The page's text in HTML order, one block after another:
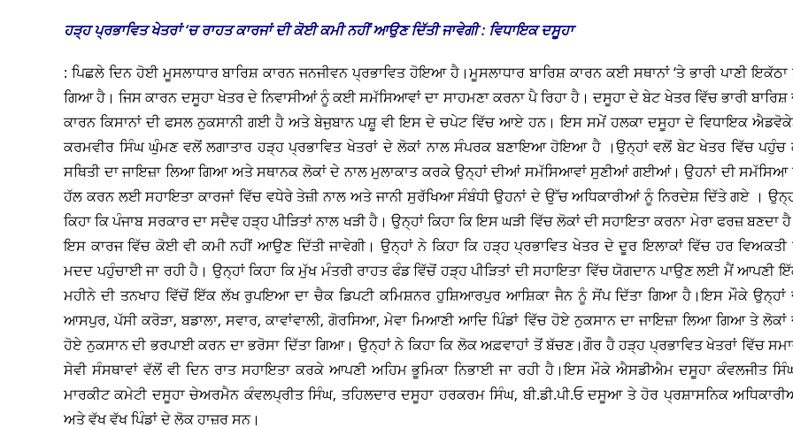
ਹੜ੍ਹ ਪ੍ਰਭਾਵਿਤ ਖੇਤਰਾਂ ‘ਚ ਰਾਹਤ ਕਾਰਜਾਂ ਦੀ ਕੋਈ ਕਮੀ ਨਹੀਂ ਆਉਣ ਦਿੱਤੀ ਜਾਵੇਗੀ : ਵਿਧਾਇਕ ਦਸੂਹਾ
: ਪਿਛਲੇ ਦਿਨ ਹੋਈ ਮੂਸਲਾਧਾਰ ਬਾਰਿਸ਼ ਕਾਰਨ ਜਨਜੀਵਨ ਪ੍ਰਭਾਵਿਤ ਹੋਇਆ ਹੈ।ਮੂਸਲਾਧਾਰ ਬਾਰਿਸ਼ ਕਾਰਨ ਕਈ ਸਥਾਨਾਂ ‘ਤੇ ਭਾਰੀ ਪਾਣੀ ਇਕੱਠਾ
ਗਿਆ ਹੈ। ਜਿਸ ਕਾਰਨ ਦਸੂਹਾ ਖੇਤਰ ਦੇ ਨਿਵਾਸੀਆਂ ਨੂੰ ਕਈ ਸਮੱਸਿਆਵਾਂ ਦਾ ਸਾਹਮਣਾ ਕਰਨਾ ਪੈ ਰਿਹਾ ਹੈ। ਦਸੂਹਾ ਦੇ ਬੇਟ ਖੇਤਰ ਵਿੱਚ ਭਾਰੀ ਬਾਰਿਸ਼
ਕਾਰਨ ਕਿਸਾਨਾਂ ਦੀ ਫਸਲ ਨੁਕਸਾਨੀ ਗਈ ਹੈ ਅਤੇ ਬੇਜੁਬਾਨ ਪਸ਼ੂ ਵੀ ਇਸ ਦੇ ਚਪੇਟ ਵਿੱਚ ਆਏ ਹਨ। ਇਸ ਸਮੇਂ ਹਲਕਾ ਦਸੂਹਾ ਦੇ ਵਿਧਾਇਕ
ਕਰਮਵੀਰ ਸਿੰਘ ਘੁੰਮਣ ਵਲੋਂ ਲਗਾਤਾਰ ਹੜ੍ਹ ਪ੍ਰਭਾਵਿਤ ਖੇਤਰਾਂ ਦੇ ਲੋਕਾਂ ਨਾਲ ਸੰਪਰਕ ਬਣਾਇਆ ਹੋਇਆ ਹੈ ।ਉਨ੍ਹਾਂ ਵਲੋਂ ਬੇਟ ਖੇਤਰ ਵਿੱਚ ਪਹੁੰਚ
ਸਥਿਤੀ ਦਾ ਜਾਇਜ਼ਾ ਲਿਆ ਗਿਆ ਅਤੇ ਸਥਾਨਕ ਲੋਕਾਂ ਦੇ ਨਾਲ ਮੁਲਾਕਾਤ ਕਰਕੇ ਉਨ੍ਹਾਂ ਦੀਆਂ ਸਮੱਸਿਆਵਾਂ ਸੁਣੀਆਂ ਗਈਆਂ। ਉਹਨਾਂ ਦੀ ਸਮੱਸਿਆ
ਹੱਲ ਕਰਨ ਲਈ ਸਹਾਇਤਾ ਕਾਰਜਾਂ ਵਿੱਚ ਵਧੇਰੇ ਤੇਜ਼ੀ ਨਾਲ ਅਤੇ ਜਾਨੀ ਸੁਰੱਖਿਆ ਸੰਬੰਧੀ ਉਹਨਾਂ ਦੇ ਉੱਚ ਅਧਿਕਾਰੀਆਂ ਨੂੰ ਨਿਰਦੇਸ਼ ਦਿੱਤੇ ਗਏ ।
ਕਿਹਾ ਕਿ ਪੰਜਾਬ ਸਰਕਾਰ ਦਾ ਸਦੈਵ ਹੜ੍ਹ ਪੀੜਿਤਾਂ ਨਾਲ ਖੜੀ ਹੈ। ਉਨ੍ਹਾਂ ਕਿਹਾ ਕਿ ਇਸ ਘੜੀ ਵਿੱਚ ਲੋਕਾਂ ਦੀ ਸਹਾਇਤਾ ਕਰਨਾ ਮੇਰਾ ਫਰਜ਼ ਬਣਦਾ
ਇਸ ਕਾਰਜ ਵਿੱਚ ਕੋਈ ਵੀ ਕਮੀ ਨਹੀਂ ਆਉਣ ਦਿੱਤੀ ਜਾਵੇਗੀ। ਉਨ੍ਹਾਂ ਨੇ ਕਿਹਾ ਕਿ ਹੜ੍ਹ ਪ੍ਰਭਾਵਿਤ ਖੇਤਰ ਦੇ ਦੂਰ ਇਲਾਕਾਂ ਵਿੱਚ ਹਰ ਵਿਅਕਤੀ
ਮਦਦ ਪਹੁੰਚਾਈ ਜਾ ਰਹੀ ਹੈ। ਉਨ੍ਹਾਂ ਕਿਹਾ ਕਿ ਮੁੱਖ ਮੰਤਰੀ ਰਾਹਤ ਫੰਡ ਵਿੱਚੋਂ ਹੜ੍ਹ ਪੀੜਿਤਾਂ ਦੀ ਸਹਾਇਤਾ ਵਿੱਚ ਯੋਗਦਾਨ ਪਾਉਣ ਲਈ ਮੈਂ ਆਪਣੀ
ਮਹੀਨੇ ਦੀ ਤਨਖਾਹ ਵਿੱਚੋਂ ਇੱਕ ਲੱਖ ਰੁਪਇਆ ਦਾ ਚੈਕ ਡਿਪਟੀ ਕਮਿਸ਼ਨਰ ਹੁਸ਼ਿਆਰਪੁਰ ਆਸ਼ਿਕਾ ਜੈਨ ਨੂੰ ਸੋਂਪ ਦਿੱਤਾ ਗਿਆ ਹੈ।ਇਸ ਮੌਕੇ ਉਨ੍ਹਾਂ
ਆਸਪੁਰ, ਪੱਸੀ ਕਰੋੜਾ, ਬਡਾਲਾ, ਸਵਾਰ, ਕਾਵਾਂਵਾਲੀ, ਗੋਰਸਿਆ, ਮੇਵਾ ਮਿਆਣੀ ਆਦਿ ਪਿੰਡਾਂ ਵਿੱਚ ਹੋਏ ਨੁਕਸਾਨ ਦਾ ਜਾਇਜ਼ਾ ਲਿਆ ਗਿਆ ਤੇ ਲੋਕਾਂ
ਹੋਏ ਨੁਕਸਾਨ ਦੀ ਭਰਪਾਈ ਕਰਨ ਦਾ ਭਰੋਸਾ ਦਿੱਤਾ ਗਿਆ। ਉਨ੍ਹਾਂ ਨੇ ਕਿਹਾ ਕਿ ਲੋਕ ਅਫ਼ਵਾਹਾਂ ਤੋਂ ਬੱਚਣ।ਗੌਰ ਹੈ ਹੜ੍ਹ ਪ੍ਰਭਾਵਿਤ ਖੇਤਰਾਂ ਵਿੱਚ
ਸੇਵੀ ਸੰਸਥਾਵਾਂ ਵੱਲੋਂ ਵੀ ਦਿਨ ਰਾਤ ਸਹਾਇਤਾ ਕਰਕੇ ਆਪਣੀ ਅਹਿਮ ਭੂਮਿਕਾ ਨਿਭਾਈ ਜਾ ਰਹੀ ਹੈ।ਇਸ ਮੌਕੇ ਐਸਡੀਐਮ ਦਸੂਹਾ ਕੰਵਲਜੀਤ
ਮਾਰਕੀਟ ਕਮੇਟੀ ਦਸੂਹਾ ਚੇਅਰਮੈਨ ਕੰਵਲਪ੍ਰੀਤ ਸਿੰਘ, ਤਹਿਲਦਾਰ ਦਸੂਹਾ ਹਰਕਰਮ ਸਿੰਘ, ਬੀ.ਡੀ.ਪੀ.ਓ ਦਸੂਆ ਤੇ ਹੋਰ ਪ੍ਰਸ਼ਾਸਨਿਕ
ਅਤੇ ਵੱਖ ਵੱਖ ਪਿੰਡਾਂ ਦੇ ਲੋਕ ਹਾਜ਼ਰ ਸਨ।